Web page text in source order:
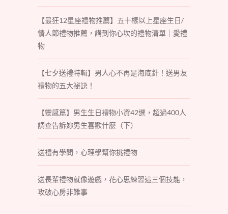
【最狂12星座禮物推薦】五十樣以上星座生日/
情人節禮物推薦，講到你心坎的禮物清單｜愛禮
物
【七夕送禮特輯】男人心不再是海底針！送男友
禮物的五大祕訣！
【靈感篇】男生生日禮物小資42選，超過400人
調查告訴妳男生喜歡什麼（下）
送禮有學問，心理學幫你挑禮物
送長輩禮物就像遊戲，花心思練習這三個技能，
攻破心房非難事